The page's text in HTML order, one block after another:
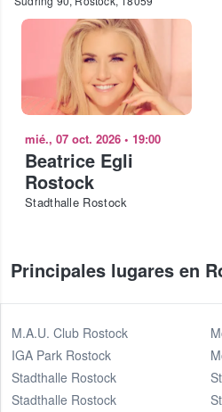
mié., 07 oct. 2026 • 19:00
Beatrice Egli
Rostock
Stadthalle Rostock
Principales lugares en
M.A.U. Club Rostock
IGA Park Rostock
Stadthalle Rostock
Stadthalle Rostock